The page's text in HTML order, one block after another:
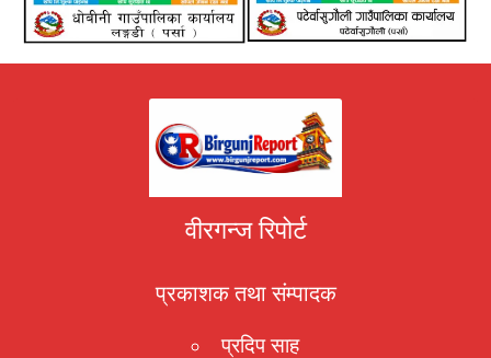
वीरगन्ज रिपोर्ट
प्रकाशक तथा संम्पादक
प्रदिप साह